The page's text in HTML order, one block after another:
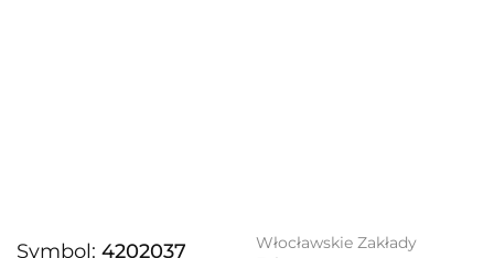
Symbol: 4202037
Włocławskie Zakłady